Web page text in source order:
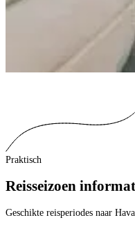
Praktisch
Reisseizoen
Geschikte reisperiodes naar